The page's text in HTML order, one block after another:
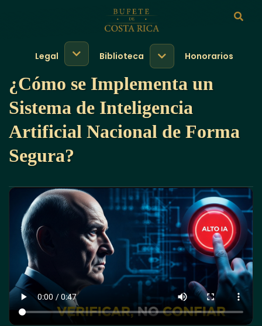
Legal Biblioteca Honorarios
¿Cómo se Implementa un
Sistema de Inteligencia
Artificial Nacional de Forma
Segura?